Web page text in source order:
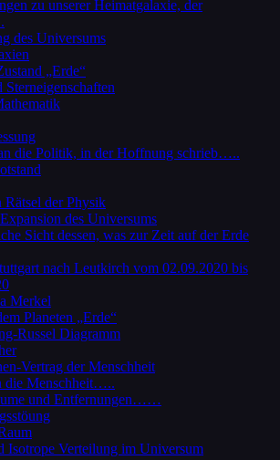
zu unserer Heimatgalaxie, der
des Universums
„Erde“
Sterneigenschaften
die Politik, in der Hoffnung schrieb…..
der Physik
des Universums
Sicht dessen, was zur Zeit auf der Erde
nach Leutkirch vom 02.09.2020 bis
Merkel
Planeten „Erde“
Russel Diagramm
Vertrag der Menschheit
die Menschheit…..
und Entfernungen……
Isotrope Verteilung im Universum